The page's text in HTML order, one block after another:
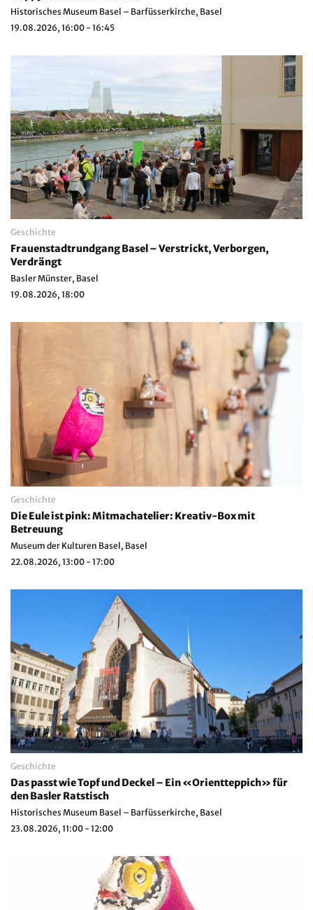
Historisches Museum Basel – Barfüsserkirche, Basel
19.08.2026, 16:00 - 16:45
Geschichte
Frauenstadtrundgang Basel – Verstrickt, Verborgen,
Verdrängt
Basler Münster, Basel
19.08.2026, 18:00
Geschichte
Die Eule ist pink: Mitmachatelier: Kreativ-Box mit
Betreuung
Museum der Kulturen Basel, Basel
22.08.2026, 13:00 - 17:00
Geschichte
Das passt wie Topf und Deckel – Ein «Orientteppich» für
den Basler Ratstisch
Historisches Museum Basel – Barfüsserkirche, Basel
23.08.2026, 11:00 - 12:00